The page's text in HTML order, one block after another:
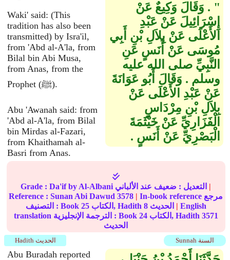
Waki' said: (This
tradition has also been
transmitted) by Isra'il,
from 'Abd al-A'la, from
Bilal bin Abi Musa,
from Anas, from the
Prophet (ﷺ).
Abu 'Awanah said: from
'Abd al-A'la, from Bilal
bin Mirdas al-Fazari,
from Khaithamah al-
Basri from Anas.
‏"‏ ‏.‏ وَقَالَ وَكِيعٌ عَنْ
إِسْرَائِيلَ عَنْ عَبْدِ
الأَعْلَى عَنْ بِلاَلِ بْنِ أَبِي
مُوسَى عَنْ أَنَسٍ عَنِ
النَّبِيِّ صلى الله عليه
وسلم ‏.‏ وَقَالَ أَبُو عَوَانَةَ
عَنْ عَبْدِ الأَعْلَى عَنْ
بِلاَلِ بْنِ مِرْدَاسٍ
الْفَزَارِيِّ عَنْ خَيْثَمَةَ
الْبَصْرِيِّ عَنْ أَنَسٍ ‏.‏
Grade :Da'ifby Al-Albani التعديل : ضعيف
|
Reference :Sunan Abi Dawud 3578 | In-book reference مرجع
التصنيف : Book 25 الكتاب, Hadith 8 | English
translation الترجمة الإنجليزية : Book 24 الكتاب, Hadith 3571
الحديث
Sunnah السنة Hadith الحديث
Abu Buradah reported